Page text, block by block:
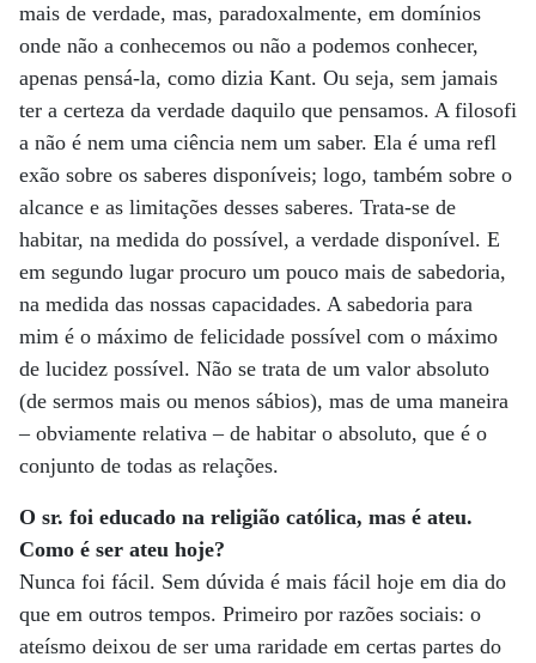
mais de verdade, mas, paradoxalmente, em domínios
onde não a conhecemos ou não a podemos conhecer,
apenas pensá-la, como dizia Kant. Ou seja, sem jamais
ter a certeza da verdade daquilo que pensamos. A filosofi
a não é nem uma ciência nem um saber. Ela é uma refl
exão sobre os saberes disponíveis; logo, também sobre o
alcance e as limitações desses saberes. Trata-se de
habitar, na medida do possível, a verdade disponível. E
em segundo lugar procuro um pouco mais de sabedoria,
na medida das nossas capacidades. A sabedoria para
mim é o máximo de felicidade possível com o máximo
de lucidez possível. Não se trata de um valor absoluto
(de sermos mais ou menos sábios), mas de uma maneira
– obviamente relativa – de habitar o absoluto, que é o
conjunto de todas as relações.
O sr. foi educado na religião católica, mas é ateu.
Como é ser ateu hoje?
Nunca foi fácil. Sem dúvida é mais fácil hoje em dia do
que em outros tempos. Primeiro por razões sociais: o
ateísmo deixou de ser uma raridade em certas partes do